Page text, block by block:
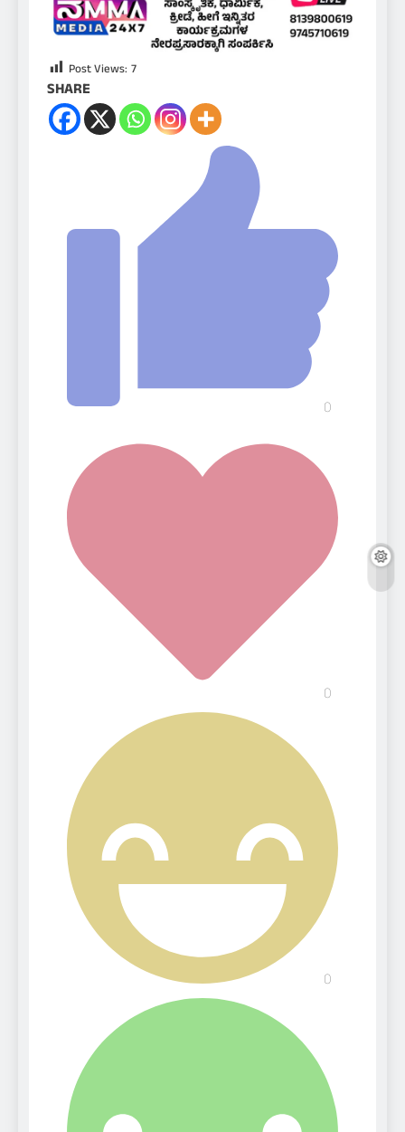
Post Views: 7
SHARE